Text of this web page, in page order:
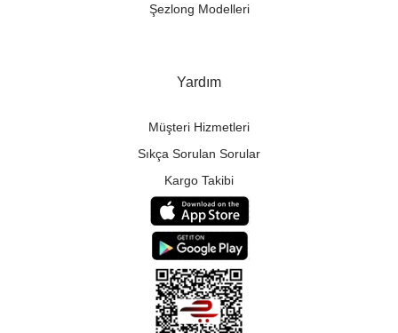
Şezlong Modelleri
Yardım
Müşteri Hizmetleri
Sıkça Sorulan Sorular
Kargo Takibi